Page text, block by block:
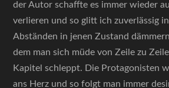
der Autor schaffte es immer wieder
verlieren und so glitt ich zuverlässig
Abständen in jenen Zustand
dem man sich müde von Zeile zu
Kapitel schleppt. Die Protagonisten
ans Herz und so folgt man immer